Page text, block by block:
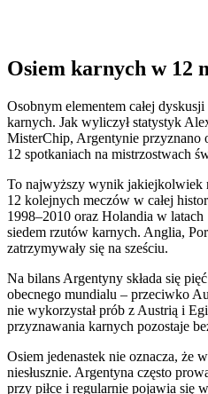
Osiem karnych w 12
Osobnym elementem całej
karnych. Jak wyliczył statystyk
MisterChip, Argentynie przyznano
12 spotkaniach na mistrzostwach
To najwyższy wynik jakiejkolwiek
12 kolejnych meczów w całej
1998–2010 oraz Holandia w latach
siedem rzutów karnych. Anglia,
zatrzymywały się na sześciu.
Na bilans Argentyny składa się
obecnego mundialu – przeciwko
nie wykorzystał prób z Austrią i
przyznawania karnych pozostaje
Osiem jedenastek nie oznacza, że
niesłusznie. Argentyna często
przy piłce i regularnie pojawia się